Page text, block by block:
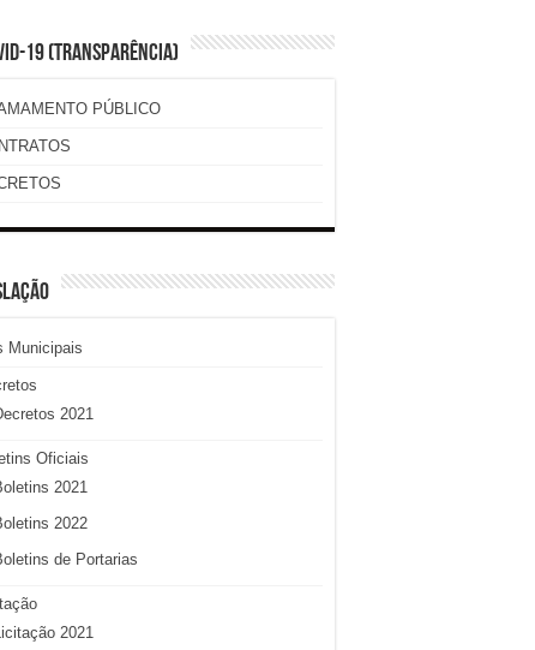
19 (TRANSPARÊNCIA)
PÚBLICO
Municipais
2021
Oficiais
2021
2022
de Portarias
2021